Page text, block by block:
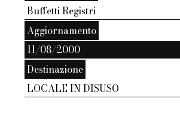
Buffetti Registri
Aggiornamento
11/08/2000
Destinazione
LOCALE IN DISUSO